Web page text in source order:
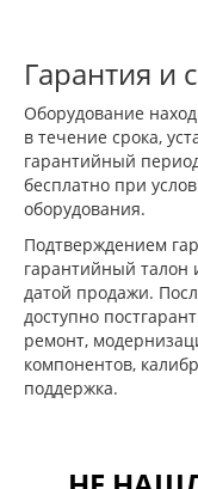
Гарантия и
Оборудование
в течение срока,
гарантийный
бесплатно при
оборудования.
Подтверждением
гарантийный талон
датой продажи.
доступно
ремонт,
компонентов,
поддержка.